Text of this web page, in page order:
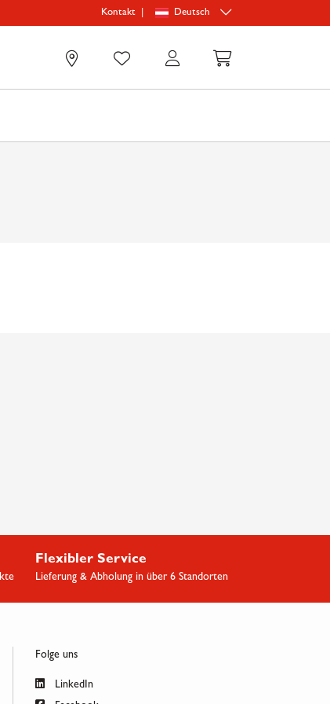
Kontakt Deutsch
Flexibler Service
Lieferung & Abholung in über 6 Standorten
Folge uns
LinkedIn